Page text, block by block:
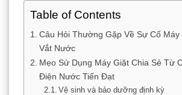
Table of Contents
Câu Hỏi Thường Gặp Về Sự Cố Máy
Vắt Nước
Mẹo Sử Dụng Máy Giặt Chia Sẻ Từ
Điện Nước Tiến Đạt
Vệ sinh và bảo dưỡng định kỳ